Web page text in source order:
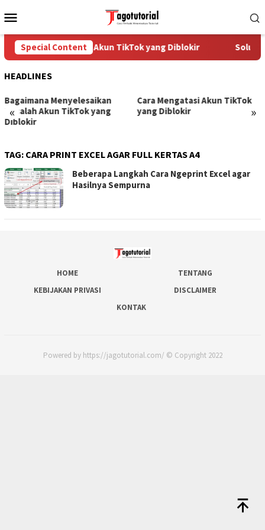
to
Menu
Special Content
Cara Mengatasi Akun TikTok yang Diblokir Solusi
HEADLINES
« »
Bagaimana Menyelesaikan
Masalah Akun TikTok yang
Diblokir
Cara Mengatasi Akun TikTok
yang Diblokir
TAG: CARA PRINT EXCEL AGAR FULL KERTAS A4
Beberapa Langkah Cara Ngeprint Excel agar
Hasilnya Sempurna
HOME
TENTANG
KEBIJAKAN PRIVASI
DISCLAIMER
KONTAK
Powered by https://jagotutorial.com/ © Copyright 2022